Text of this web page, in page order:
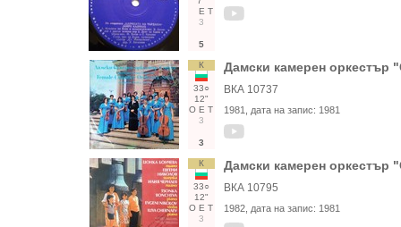
Е Т
3
5
К
33○
12"
О Е Т
3
3
Дамски камерен оркестър
ВКА 10737
1981 , дата на запис: 1981
К
33○
12"
О Е Т
3
Дамски камерен оркестър
ВКА 10795
1982 , дата на запис: 1981